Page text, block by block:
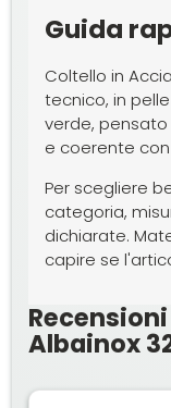
Guida
Coltello in
tecnico, in
verde,
e coerente
Per scegliere
categoria,
dichiarate.
capire se
Albainox